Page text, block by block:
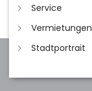
Service
Vermietungen
Stadtportrait